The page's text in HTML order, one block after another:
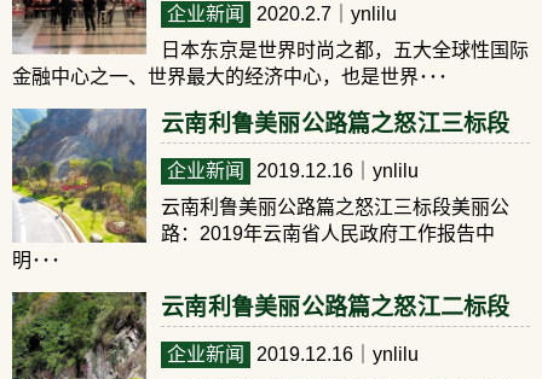
企业新闻 2020.2.7 ｜ynlilu
日本东京是世界时尚之都，五大全球性国际
金融中心之一、世界最大的经济中心，也是世界･･･
云南利鲁美丽公路篇之怒江三标段
企业新闻 2019.12.16 ｜ynlilu
云南利鲁美丽公路篇之怒江三标段美丽公
路：2019年云南省人民政府工作报告中
明･･･
云南利鲁美丽公路篇之怒江二标段
企业新闻 2019.12.16 ｜ynlilu